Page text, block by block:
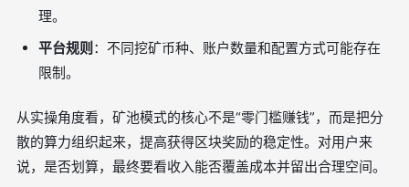
理。
平台规则 ：不同挖矿币种、账户数量和配置方式可能存在
限制。
从实操角度看，矿池模式的核心不是“零门槛赚钱”，而是把分
散的算力组织起来，提高获得区块奖励的稳定性。对用户来
说，是否划算，最终要看收入能否覆盖成本并留出合理空间。